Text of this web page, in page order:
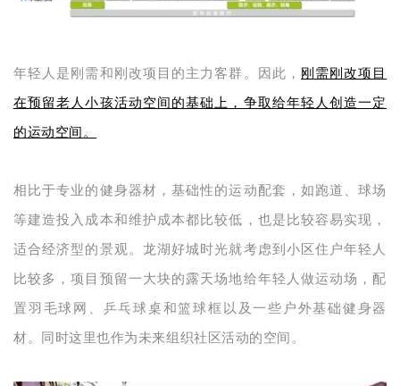
年轻人是刚需和刚改项目的主力客群。因此， 刚需刚改项目
在预留老人小孩活动空间的基础上，争取给年轻人创造一定
的运动空间。
相比于专业的健身器材，基础性的运动配套，如跑道、球场
等建造投入成本和维护成本都比较低，也是比较容易实现，
适合经济型的景观。龙湖好城时光就考虑到小区住户年轻人
比较多，项目预留一大块的露天场地给年轻人做运动场，配
置羽毛球网、乒乓球桌和篮球框以及一些户外基础健身器
材。同时这里也作为未来组织社区活动的空间。